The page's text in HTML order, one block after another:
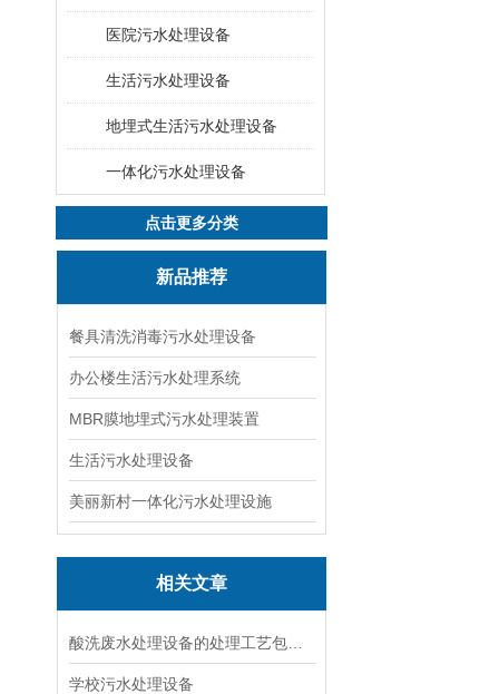
医院污水处理设备
生活污水处理设备
地埋式生活污水处理设备
一体化污水处理设备
点击更多分类
新品推荐
餐具清洗消毒污水处理设备
办公楼生活污水处理系统
MBR膜地埋式污水处理装置
生活污水处理设备
美丽新村一体化污水处理设施
相关文章
学校污水处理设备